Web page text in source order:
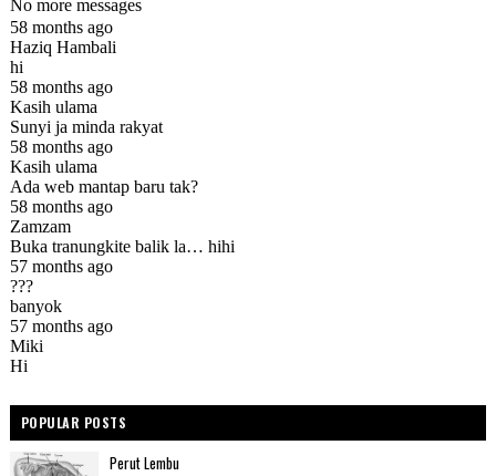
POPULAR POSTS
Perut Lembu